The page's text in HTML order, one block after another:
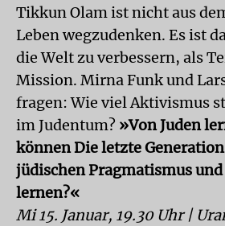
Tikkun Olam ist nicht aus
Leben wegzudenken. Es ist
die Welt zu verbessern, als
Mission. Mirna Funk und
fragen: Wie viel Aktivismus
im Judentum? »Von Juden
können Die letzte
jüdischen Pragmatismus
lernen?«
Mi 15. Januar, 19.30 Uhr |